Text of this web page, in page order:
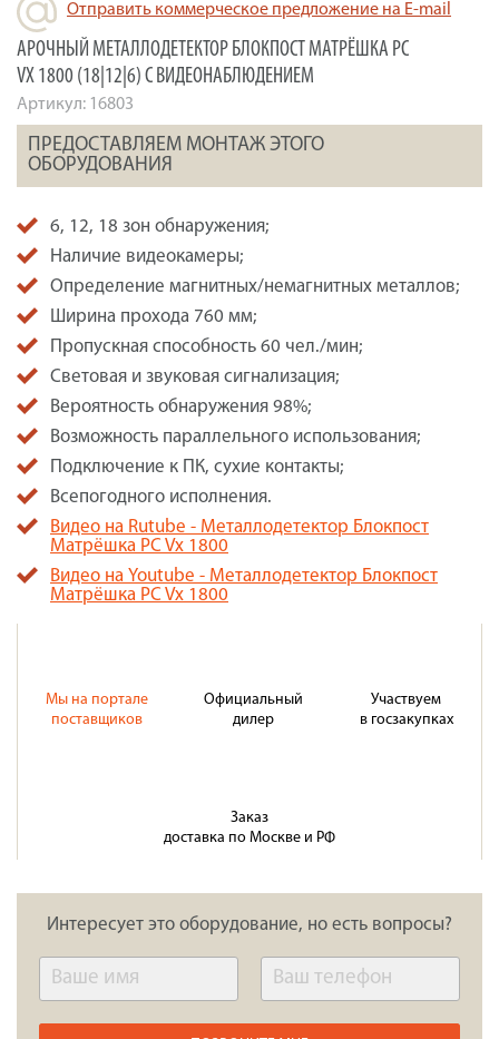
Отправить коммерческое предложение на E-mail
АРОЧНЫЙ МЕТАЛЛОДЕТЕКТОР БЛОКПОСТ МАТРЁШКА PC
VX 1800 (18|12|6) С ВИДЕОНАБЛЮДЕНИЕМ
Артикул: 16803
ПРЕДОСТАВЛЯЕМ МОНТАЖ ЭТОГО
ОБОРУДОВАНИЯ
6, 12, 18 зон обнаружения;
Наличие видеокамеры;
Определение магнитных/немагнитных металлов;
Ширина прохода 760 мм;
Пропускная способность 60 чел./мин;
Световая и звуковая сигнализация;
Вероятность обнаружения 98%;
Возможность параллельного использования;
Подключение к ПК, сухие контакты;
Всепогодного исполнения.
Видео на Rutube - Металлодетектор Блокпост
Матрёшка PC Vx 1800
Видео на Youtube - Металлодетектор Блокпост
Матрёшка PC Vx 1800
Мы на портале
поставщиков
Официальный
дилер
Участвуем
в госзакупках
Заказ
доставка по Москве и РФ
Интересует это оборудование, но есть вопросы?